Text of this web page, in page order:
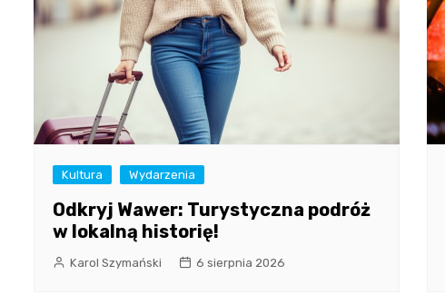
Kultura Wydarzenia
Odkryj Wawer: Turystyczna podróż
w lokalną historię!
Karol Szymański 6 sierpnia 2026